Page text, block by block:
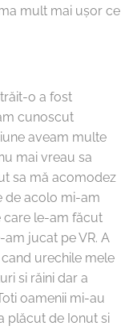
mult mai ușor ce
o a fost
cunoscut
aveam multe
mai vreau sa
sa mă acomodez
de acolo mi-am
care le-am făcut
jucat pe VR. A
urechile mele
si răini dar a
oamenii mi-au
plăcut de Ionut si